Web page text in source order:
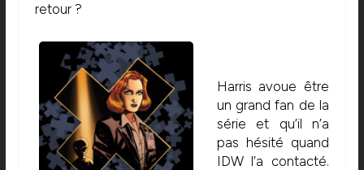
retour ?
Harris avoue être
un grand fan de la
série et qu’il n’a
pas hésité quand
IDW l’a contacté.